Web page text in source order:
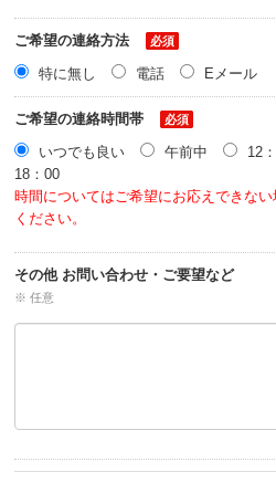
ご希望の連絡方法 必須
特に無し 電話 Eメール
ご希望の連絡時間帯 必須
いつでも良い 午前中 12
18：00
時間についてはご希望にお応えできな
ください。
その他 お問い合わせ・ご要望など
※ 任意